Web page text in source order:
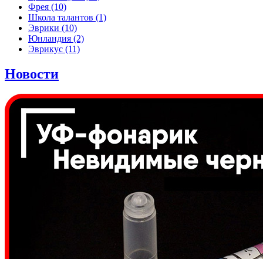
Фрея (10)
Школа талантов (1)
Эврики (10)
Юнландия (2)
Эврикус (11)
Новости